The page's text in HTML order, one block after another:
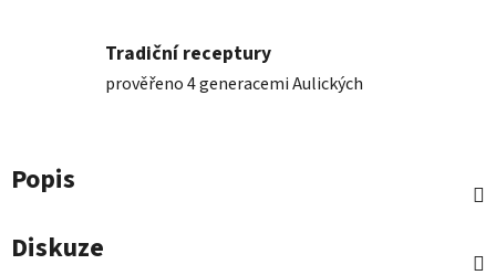
Tradiční receptury
prověřeno 4 generacemi Aulických
Popis
Diskuze